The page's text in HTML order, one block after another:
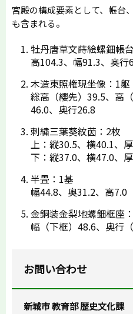
宮殿の構成要素として、帳台
も含まれる。
牡丹唐草文蒔絵螺鈿帳
高104.3、幅91.3、奥行
木造東照権現坐像：1躯
総高（纓先）39.5、高
46.0、奥行26.8
刺繍三葉葵紋茵：2枚
上：縦30.5、横40.1、
下：縦37.0、横47.0、
半畳：1基
幅44.8、奥31.2、高7.0
金銅装金梨地螺鈿框座
幅（下框）48.6、奥行
お問い合わせ
新城市 教育部 歴史文化課